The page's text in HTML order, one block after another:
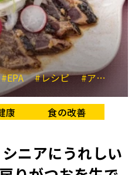
#EPA #レシピ #アンチエイジング
康
食の改善
ニアにうれしい